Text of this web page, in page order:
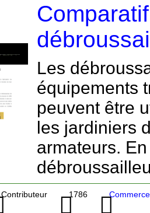
Les
équipements
peuvent être
les jardiniers
armateurs.
Contributeur 1786